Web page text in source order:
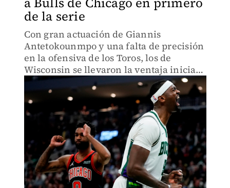
de la serie
Con gran actuación de Giannis
Antetokounmpo y una falta de precisión
en la ofensiva de los Toros, los de
Wisconsin se llevaron la ventaja inicial
en la primera ronda de postemporada